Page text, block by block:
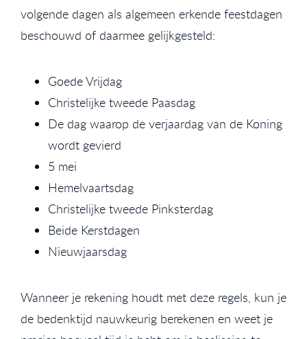
volgende dagen als algemeen erkende feestdagen
beschouwd of daarmee gelijkgesteld:
Goede Vrijdag
Christelijke tweede Paasdag
De dag waarop de verjaardag van de Koning
wordt gevierd
5 mei
Hemelvaartsdag
Christelijke tweede Pinksterdag
Beide Kerstdagen
Nieuwjaarsdag
Wanneer je rekening houdt met deze regels, kun je
de bedenktijd nauwkeurig berekenen en weet je